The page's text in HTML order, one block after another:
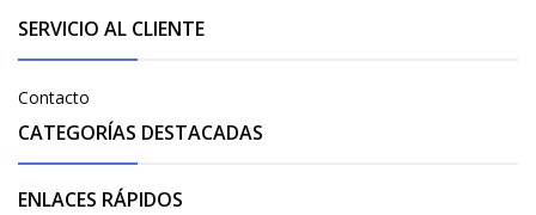
SERVICIO AL CLIENTE
Contacto
CATEGORÍAS DESTACADAS
ENLACES RÁPIDOS